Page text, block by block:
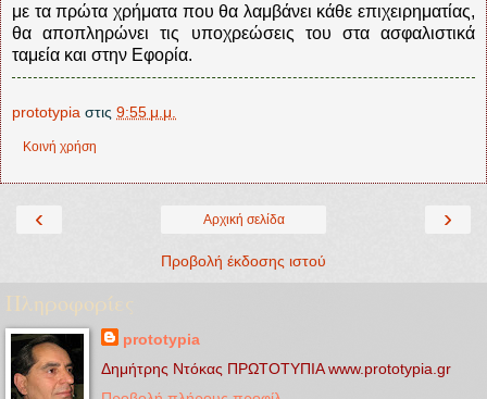
με τα πρώτα χρήματα που θα λαμβάνει κάθε επιχειρηματίας,
θα αποπληρώνει τις υποχρεώσεις του στα ασφαλιστικά
ταμεία και στην Εφορία.
prototypia στις 9:55 μ.μ.
Κοινή χρήση
‹ ›
Αρχική σελίδα
Προβολή έκδοσης ιστού
Πληροφορίες
prototypia
Δημήτρης Ντόκας ΠΡΩΤΟΤΥΠΙΑ www.prototypia.gr